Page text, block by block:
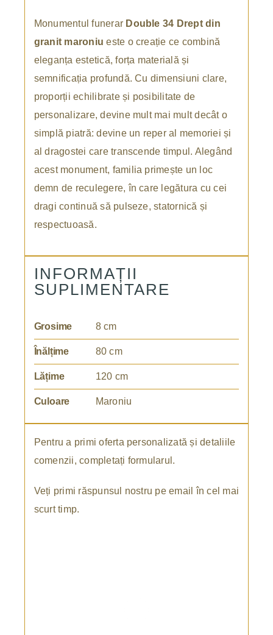
Monumentul funerar Double 34 Drept din
granit maroniu este o creație ce combină
eleganța estetică, forța materială și
semnificația profundă. Cu dimensiuni clare,
proporții echilibrate și posibilitate de
personalizare, devine mult mai mult decât o
simplă piatră: devine un reper al memoriei și
al dragostei care transcende timpul. Alegând
acest monument, familia primește un loc
demn de reculegere, în care legătura cu cei
dragi continuă să pulseze, statornică și
respectuoasă.
INFORMAȚII
SUPLIMENTARE
Grosime 8 cm
Înălțime 80 cm
Lățime 120 cm
Culoare Maroniu
Pentru a primi oferta personalizată și detaliile
comenzii, completați formularul.
Veți primi răspunsul nostru pe email în cel mai
scurt timp.